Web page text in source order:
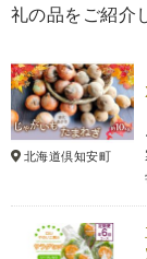
礼の品をご紹介
北海道倶知安町